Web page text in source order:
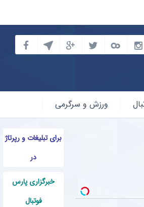
ورزش و سرگرمی
برای تبلیغات و رپرتاژ
در
خبرگزاری پارس
فوتبال